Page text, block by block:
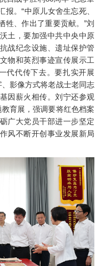
。“中原儿女舍生忘死、
牲、作出了重要贡献。”刘
土，要加强中共中央中原
战纪念设施、遗址保护管
物和英烈事迹宣传展示工
代代传下去。要扎实开展
影像方式将老战士老同志
因薪火相传。刘宁还参观
育展，强调要将红色档案
广大党员干部进一步坚定
风不断开创事业发展新局